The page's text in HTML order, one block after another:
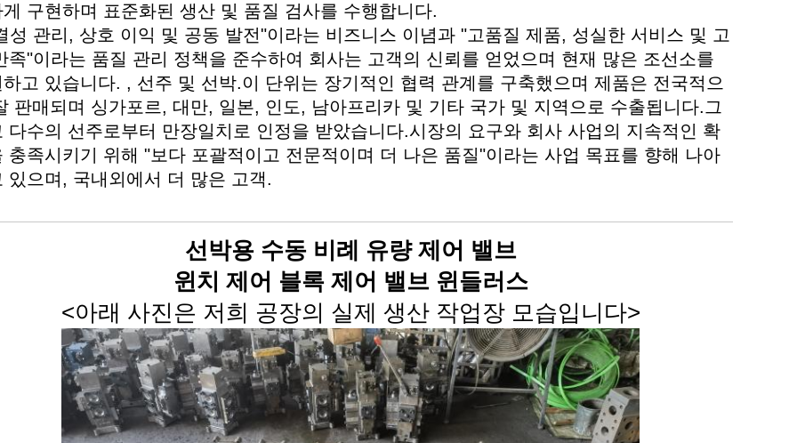
구현하며 표준화된 생산 및 품질 검사를 수행합니다.
성 관리, 상호 이익 및 공동 발전"이라는 비즈니스 이념과 "고품질 제품, 성실한 서비스 및 고
족"이라는 품질 관리 정책을 준수하여 회사는 고객의 신뢰를 얻었으며 현재 많은 조선소를
고 있습니다. , 선주 및 선박.이 단위는 장기적인 협력 관계를 구축했으며 제품은 전국적으
판매되며 싱가포르, 대만, 일본, 인도, 남아프리카 및 기타 국가 및 지역으로 수출됩니다.그
다수의 선주로부터 만장일치로 인정을 받았습니다.시장의 요구와 회사 사업의 지속적인 확
충족시키기 위해 "보다 포괄적이고 전문적이며 더 나은 품질"이라는 사업 목표를 향해 나아
있으며, 국내외에서 더 많은 고객.
선박용 수동 비례 유량 제어 밸브
윈치 제어 블록 제어 밸브 윈들러스
<아래 사진은 저희 공장의 실제 생산 작업장 모습입니다>